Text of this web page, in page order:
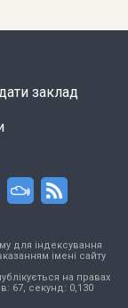
заклад
для індексування
імені сайту
на правах
67, секунд: 0,130